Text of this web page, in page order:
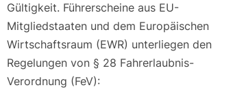
Gültigkeit. Führerscheine aus EU-
Mitgliedstaaten und dem Europäischen
Wirtschaftsraum (EWR) unterliegen den
Regelungen von § 28 Fahrerlaubnis-
Verordnung (FeV):